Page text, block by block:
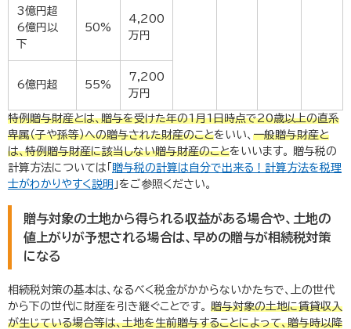
3億円超
6億円以
下
50%
4,200
万円
6億円超 55%
7,200
万円
特例贈与財産とは、贈与を受けた年の1月1日時点で20歳以上の直系
卑属（子や孫等）への贈与された財産のことをいい、 一般贈与財産と
は、特例贈与財産に該当しない贈与財産のことをいいます。 贈与税の
計算方法については「 贈与税の計算は自分で出来る！計算方法を税理
士がわかりやすく説明 」をご参照ください。
贈与対象の土地から得られる収益がある場合や、土地の
値上がりが予想される場合は、早めの贈与が相続税対策
になる
相続税対策の基本は、なるべく税金がかからないかたちで、上の世代
から下の世代に財産を引き継ぐことです。 贈与対象の土地に賃貸収入
が生じている場合等は、土地を生前贈与することによって、贈与時以降